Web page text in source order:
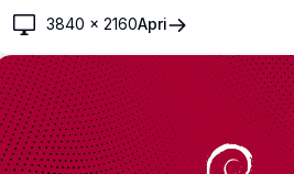
profondi, creando uno sfondo
accattivante perfetto per gli
utenti Debian.
3840 ×2160Apri